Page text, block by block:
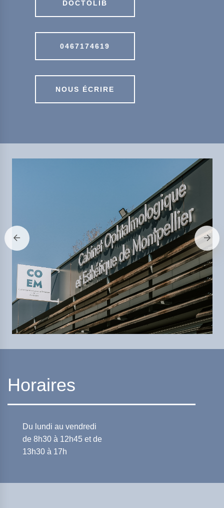
DOCTOLIB
0467174619
NOUS ÉCRIRE
Horaires
Du lundi au vendredi
de 8h30 à 12h45 et de
13h30 à 17h